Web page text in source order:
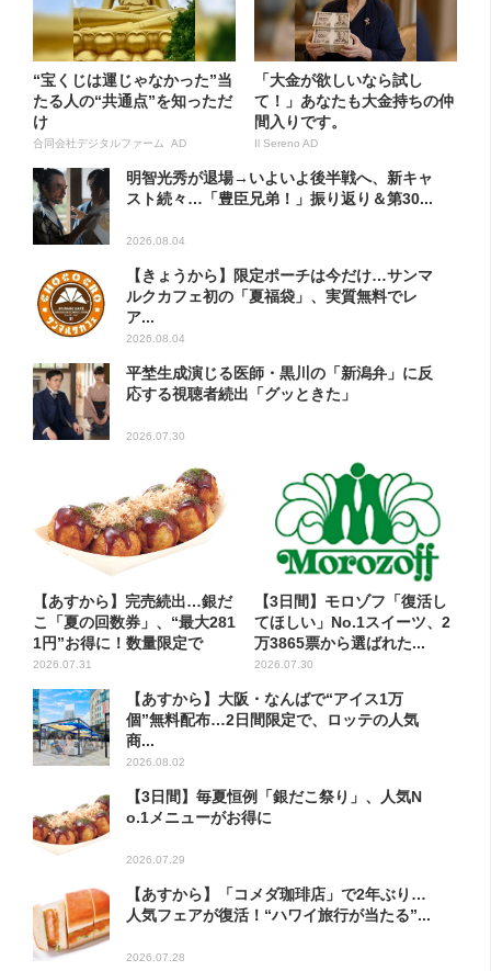
“宝くじは運じゃなかった”当
たる人の“共通点”を知っただ
け
合同会社デジタルファーム AD
「大金が欲しいなら試し
て！」あなたも大金持ちの仲
間入りです。
Il Sereno AD
明智光秀が退場→いよいよ後半戦へ、新キャ
スト続々…「豊臣兄弟！」振り返り＆第30...
2026.08.04
【きょうから】限定ポーチは今だけ…サンマ
ルクカフェ初の「夏福袋」、実質無料でレ
ア...
2026.08.04
平埜生成演じる医師・黒川の「新潟弁」に反
応する視聴者続出「グッときた」
2026.07.30
【あすから】完売続出…銀だ
こ「夏の回数券」、“最大281
1円”お得に！数量限定で
2026.07.31
【3日間】モロゾフ「復活し
てほしい」No.1スイーツ、2
万3865票から選ばれた...
2026.07.30
【あすから】大阪・なんばで“アイス1万
個”無料配布…2日間限定で、ロッテの人気
商...
2026.08.02
【3日間】毎夏恒例「銀だこ祭り」、人気N
o.1メニューがお得に
2026.07.29
【あすから】「コメダ珈琲店」で2年ぶり…
人気フェアが復活！“ハワイ旅行が当たる”...
2026.07.28